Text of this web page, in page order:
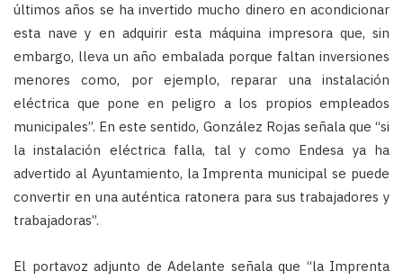
últimos años se ha invertido mucho dinero en acondicionar
esta nave y en adquirir esta máquina impresora que, sin
embargo, lleva un año embalada porque faltan inversiones
menores como, por ejemplo, reparar una instalación
eléctrica que pone en peligro a los propios empleados
municipales”. En este sentido, González Rojas señala que “si
la instalación eléctrica falla, tal y como Endesa ya ha
advertido al Ayuntamiento, la Imprenta municipal se puede
convertir en una auténtica ratonera para sus trabajadores y
trabajadoras”.
El portavoz adjunto de Adelante señala que “la Imprenta